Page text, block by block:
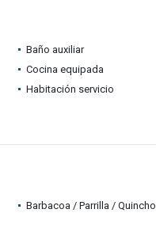
Baño auxiliar
Cocina equipada
Habitación servicio
Barbacoa / Parrilla / Quincho